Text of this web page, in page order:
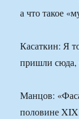
а что такое
Касаткин: Я
пришли сюда,
Манцов:
половине